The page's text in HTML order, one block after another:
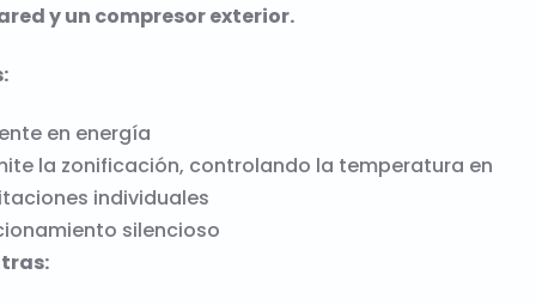
y un compresor exterior.
en energía
la zonificación, controlando la temperatura en
individuales
silencioso